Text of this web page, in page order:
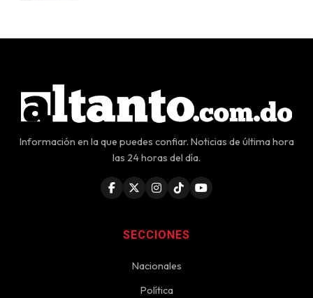
Información en la que puedes confiar. Noticias de última hora
las 24 horas del día.
SECCIONES
Nacionales
Política